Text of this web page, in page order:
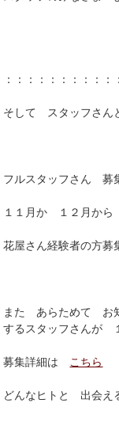
：：：：：：：：：：
そして スタッフさん
フルスタッフさん 募
１１月か １２月から
花屋さん経験者の方募
また あらためて お
するスタッフさんが
募集詳細は こちら
どんなヒトと 出会え